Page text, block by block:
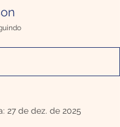
27 de dez. de 2025